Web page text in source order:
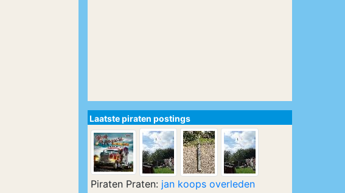
Laatste piraten postings
Piraten Praten: jan koops overleden